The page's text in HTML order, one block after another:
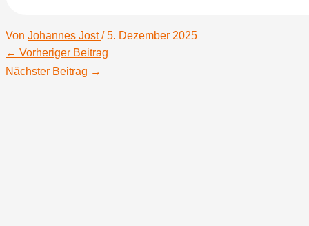
Von Johannes Jost/5. Dezember 2025
← Vorheriger Beitrag
Nächster Beitrag →